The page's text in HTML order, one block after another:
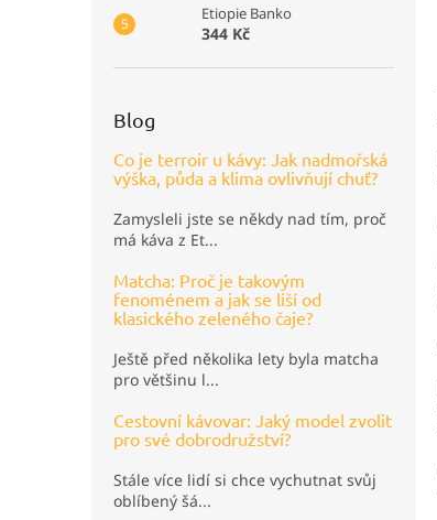
Etiopie Banko
344 Kč
Blog
Co je terroir u kávy: Jak nadmořská
výška, půda a klima ovlivňují chuť?
Zamysleli jste se někdy nad tím, proč
má káva z Et...
Matcha: Proč je takovým
fenoménem a jak se liší od
klasického zeleného čaje?
Ještě před několika lety byla matcha
pro většinu l...
Cestovní kávovar: Jaký model zvolit
pro své dobrodružství?
Stále více lidí si chce vychutnat svůj
oblíbený šá...